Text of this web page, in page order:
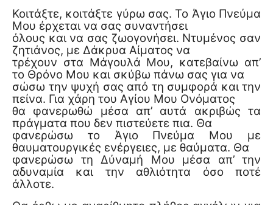
Κοιτάξτε, κοιτάξτε γύρω σας. Το Άγιο Πνεύμα
Μου έρχεται να σας συναντήσει
όλους και να σας ζωογονήσει. Ντυμένος σαν
ζητιάνος, με Δάκρυα Αίματος να
τρέχουν στα Μάγουλά Μου, κατεβαίνω απ’
το Θρόνο Μου και σκύβω πάνω σας για να
σώσω την ψυχή σας από τη συμφορά και την
πείνα. Για χάρη του Αγίου Μου Ονόματος
θα φανερωθώ μέσα απ’ αυτά ακριβώς τα
πράγματα που δεν πιστεύετε πια. Θα
φανερώσω το Άγιο Πνεύμα Μου με
θαυματουργικές ενέργειες, με θαύματα. Θα
φανερώσω τη Δύναμή Μου μέσα απ’ την
αδυναμία και την αθλιότητα όσο ποτέ
άλλοτε.